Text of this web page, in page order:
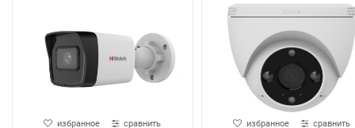
избранное сравнить избранное сравнить